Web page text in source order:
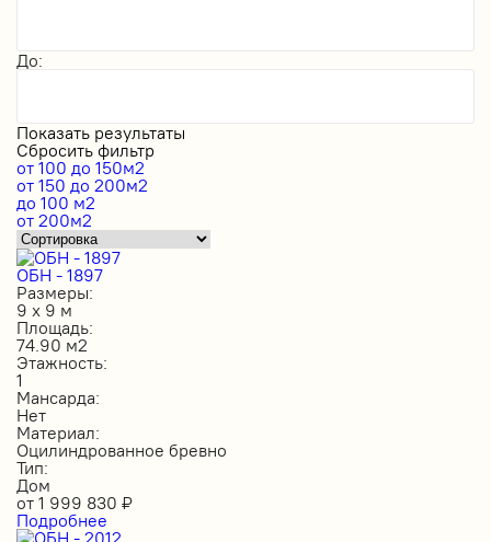
До:
Показать результаты
Сбросить фильтр
от 100 до 150м2
от 150 до 200м2
до 100 м2
от 200м2
ОБН - 1897
Размеры:
9 х 9 м
Площадь:
74.90 м2
Этажность:
1
Мансарда:
Нет
Материал:
Оцилиндрованное бревно
Тип:
Дом
от 1 999 830 ₽
Подробнее